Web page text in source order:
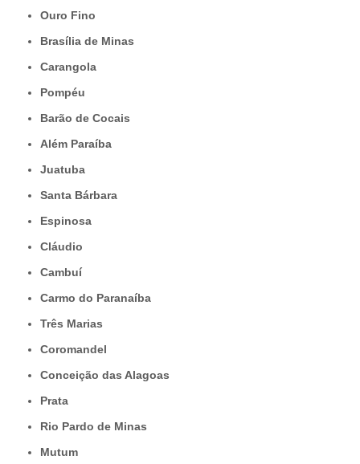
Ouro Fino
Brasília de Minas
Carangola
Pompéu
Barão de Cocais
Além Paraíba
Juatuba
Santa Bárbara
Espinosa
Cláudio
Cambuí
Carmo do Paranaíba
Três Marias
Coromandel
Conceição das Alagoas
Prata
Rio Pardo de Minas
Mutum